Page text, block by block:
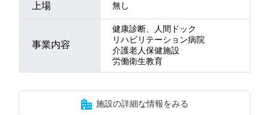
上場 無し
事業内容
健康診断、人間ドック
リハビリテーション病院
介護老人保健施設
労働衛生教育
施設の詳細な情報をみる